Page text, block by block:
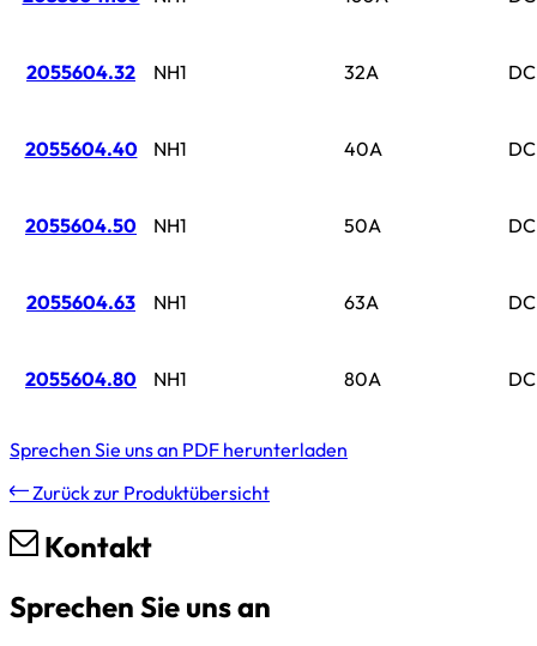
2055604.32 NH1 32A
2055604.40 NH1 40A
2055604.50 NH1 50A
2055604.63 NH1 63A
2055604.80 NH1 80A
Sprechen Sie uns an PDF herunterladen
Zurück zur Produktübersicht
Kontakt
Sprechen Sie uns an